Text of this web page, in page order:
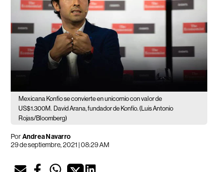
Mexicana Konfio se convierte en unicornio con valor de
US$1.300M. David Arana, fundador de Konfío. (Luis Antonio
Rojas/Bloomberg)
PorAndrea Navarro
29 de septiembre, 2021 | 08:29 AM